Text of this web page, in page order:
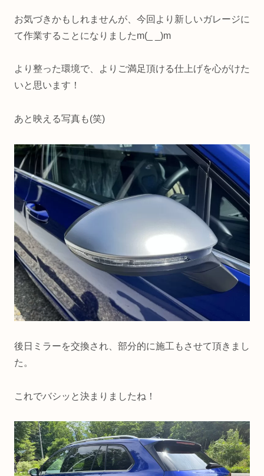
お気づきかもしれませんが、今回より新しいガレージに
て作業することになりましたm(_ _)m
より整った環境で、よりご満足頂ける仕上げを心がけた
いと思います！
あと映える写真も(笑)
後日ミラーを交換され、部分的に施工もさせて頂きまし
た。
これでバシッと決まりましたね！